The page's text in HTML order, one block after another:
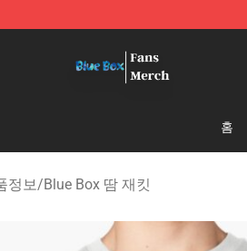
홈
정보/Blue Box 땀 재킷